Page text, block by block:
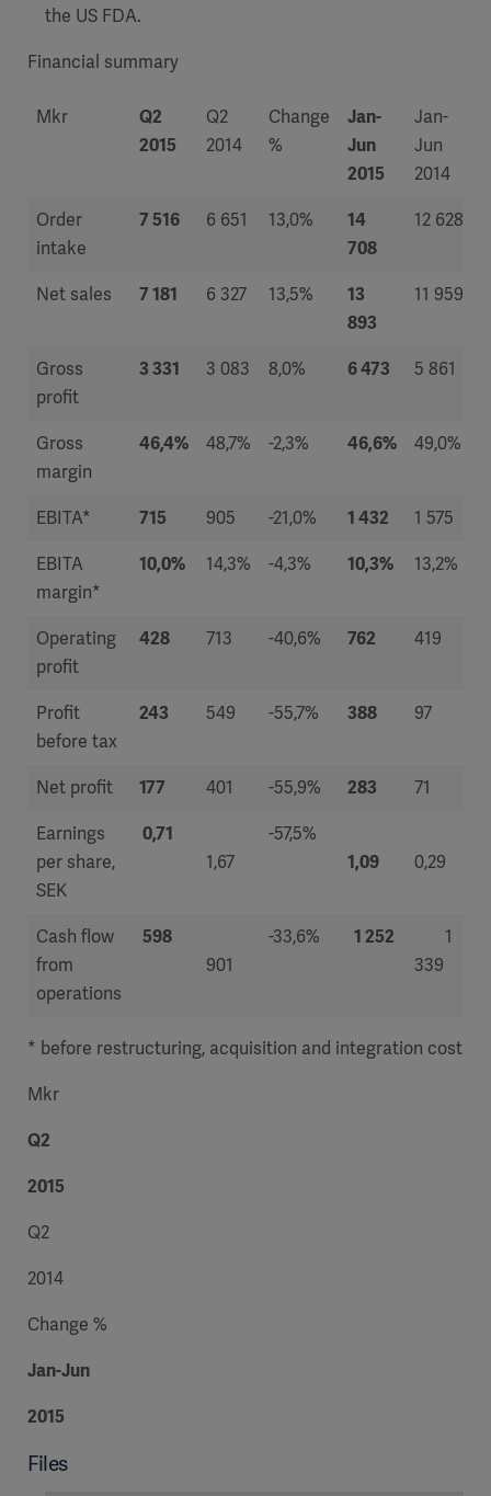
the US FDA.
Financial summary
Mkr
Q2
2015
Q2
2014
Change
%
Jan-
Jun
2015
Jan-
Jun
2014
Order
intake
7 516 6 651 13,0%
14
708
12 628
Net sales 7 181 6 327 13,5%
13
893
11 959
Gross
profit
3 331 3 083 8,0% 6 473 5 861
Gross
margin
46,4% 48,7% -2,3% 46,6% 49,0%
EBITA* 715 905 -21,0% 1 432 1 575
EBITA
margin*
10,0% 14,3% -4,3% 10,3% 13,2%
Operating
profit
428 713 -40,6% 762 419
Profit
before tax
243 549 -55,7% 388 97
Net profit 177 401 -55,9% 283
71
Earnings
per share,
SEK
0,71
1,67
-57,5%
1,09
0,29
Cash flow
from
operations
598
901
-33,6% 1 252
1
339
* before restructuring, acquisition and integration cost
Mkr
Q2
2015
Q2
2014
Change %
Jan-Jun
2015
Files